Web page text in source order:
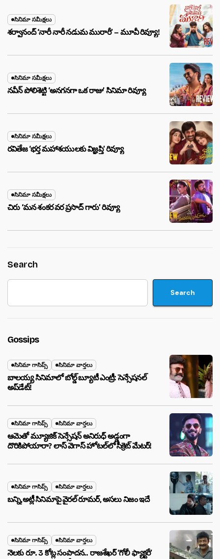
సినిమా సమీక్షలు
శర్వానంద్ ‘నారీ నారీ నడుమ మురారీ’ – మూవీ రివ్యూ!
సినిమా సమీక్షలు
నవీన్ పోలిశెట్టి ‘అనగనగా ఒక రాజు’ సినిమా రివ్యూ
సినిమా సమీక్షలు
రవితేజ ‘భర్త మహాశయులకు విజ్ఞప్తి’ రివ్యూ
సినిమా సమీక్షలు
చిరు ‘మ‌న శంక‌ర వ‌ర ప్ర‌సాద్ గారు’ రివ్యూ
Search
Search
Gossips
సినిమా గాసిప్స్ సినిమా వార్తలు
బాలయ్య సినిమాలో బోల్డ్ బ్యూటీ ఎంట్రీ: సెన్సేషనల్
అప్‌డేట్!
సినిమా గాసిప్స్ సినిమా వార్తలు
ఆమెతో మ్యూజిక్ సెన్సేషన్ అనిరుధ్ అడ్డంగా
దొరికిపోయారా? లాస్ వెగాస్ హోటల్‌లో సీక్రెట్ మేటర్!
సినిమా గాసిప్స్ సినిమా వార్తలు
బన్ని,అట్లీ సినిమాపై వైరల్ రూమర్, అసలు నిజం ఇదే
సినిమా గాసిప్స్ సినిమా వార్తలు
నెలకు రూ. 3 కోట్ల సంపాదన.. రాజశేఖర్ ‘గోలీ ఫ్యాక్టరీ’